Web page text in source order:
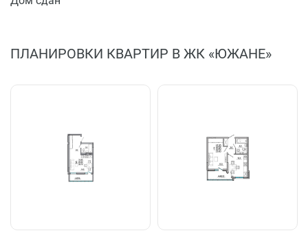
ПЛАНИРОВКИ КВАРТИР В ЖК «ЮЖАНЕ»